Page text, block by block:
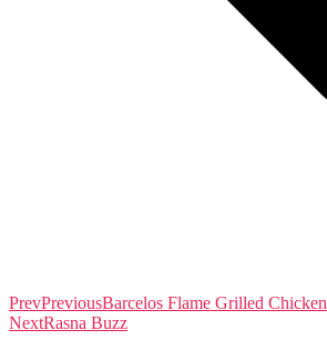
PrevPreviousBarcelos Flame Grilled Chicken
NextRasna Buzz